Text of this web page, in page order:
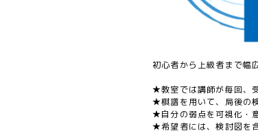
初心者から上級者まで幅
★教室では講師が毎回、
★棋譜を用いて、局後の
★自分の弱点を可視化・
★希望者には、検討図を